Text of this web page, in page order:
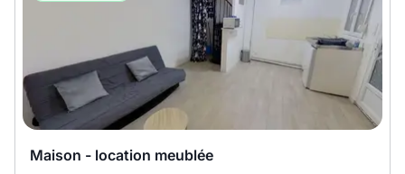
Maison - location meublée